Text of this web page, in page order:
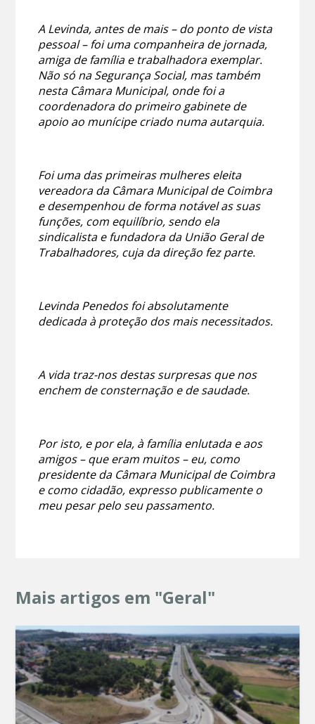
A Levinda, antes de mais – do ponto de vista
pessoal – foi uma companheira de jornada,
amiga de família e trabalhadora exemplar.
Não só na Segurança Social, mas também
nesta Câmara Municipal, onde foi a
coordenadora do primeiro gabinete de
apoio ao munícipe criado numa autarquia.
Foi uma das primeiras mulheres eleita
vereadora da Câmara Municipal de Coimbra
e desempenhou de forma notável as suas
funções, com equilíbrio, sendo ela
sindicalista e fundadora da União Geral de
Trabalhadores, cuja da direção fez parte.
Levinda Penedos foi absolutamente
dedicada à proteção dos mais necessitados.
A vida traz-nos destas surpresas que nos
enchem de consternação e de saudade.
Por isto, e por ela, à família enlutada e aos
amigos – que eram muitos – eu, como
presidente da Câmara Municipal de Coimbra
e como cidadão, expresso publicamente o
meu pesar pelo seu passamento.
Mais artigos em "Geral"